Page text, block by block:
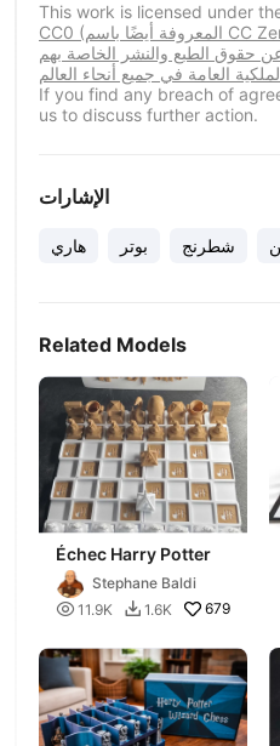
This work is licensed under
CC0 (المعروفة أيضًا باسم CC Zero) هي أداة تخصيص عامة
حقوق الطبع والنشر الخاصة بهم
If you find any breach of
us to discuss further action.
الإشارات
هاري بوتر شطرنج
Related Models
Échec Harry Potter
Stephane Baldi
 11.9K  1.6K 679